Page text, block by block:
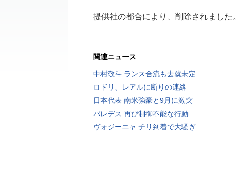
提供社の都合により、削除されました。
関連ニュース
中村敬斗 ランス合流も去就未定
ロドリ、レアルに断りの連絡
日本代表 南米強豪と9月に激突
パレデス 再び制御不能な行動
ヴォジーニャ チリ到着で大騒ぎ